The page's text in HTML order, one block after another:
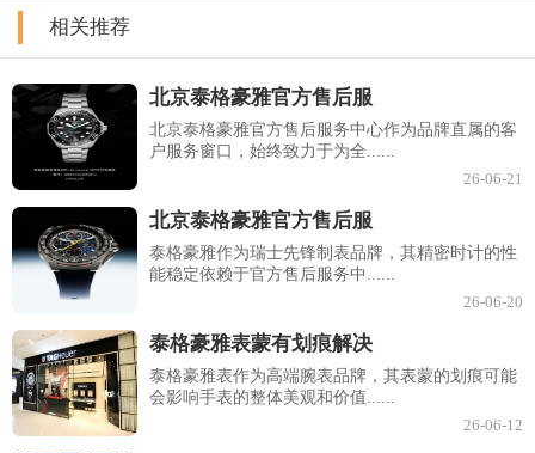
相关推荐
北京泰格豪雅官方售后服
北京泰格豪雅官方售后服务中心作为品牌直属的客
户服务窗口，始终致力于为全......
26-06-21
北京泰格豪雅官方售后服
泰格豪雅作为瑞士先锋制表品牌，其精密时计的性
能稳定依赖于官方售后服务中......
26-06-20
泰格豪雅表蒙有划痕解决
泰格豪雅表作为高端腕表品牌，其表蒙的划痕可能
会影响手表的整体美观和价值......
26-06-12